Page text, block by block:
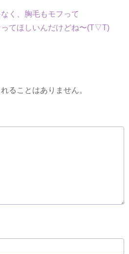
く、胸毛もモフって
てほしいんだけどね〜(T▽T)
ることはありません。